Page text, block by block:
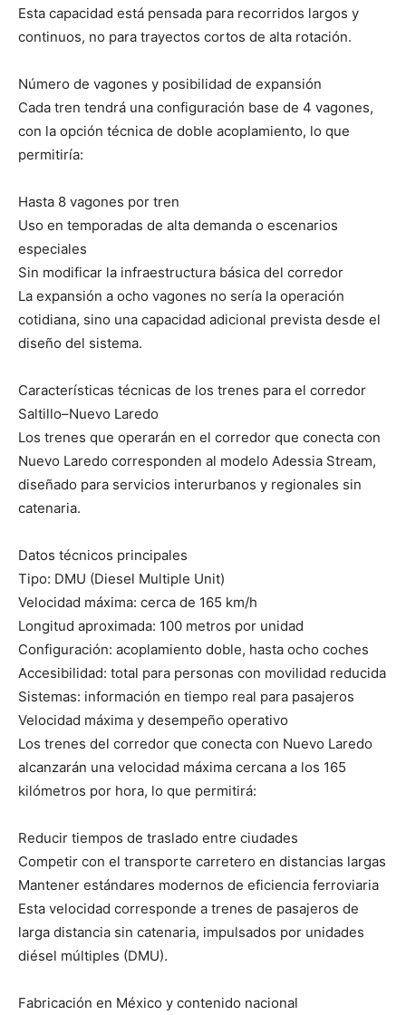
Esta capacidad está pensada para recorridos largos y
continuos, no para trayectos cortos de alta rotación.
Número de vagones y posibilidad de expansión
Cada tren tendrá una configuración base de 4 vagones,
con la opción técnica de doble acoplamiento, lo que
permitiría:
Hasta 8 vagones por tren
Uso en temporadas de alta demanda o escenarios
especiales
Sin modificar la infraestructura básica del corredor
La expansión a ocho vagones no sería la operación
cotidiana, sino una capacidad adicional prevista desde el
diseño del sistema.
Características técnicas de los trenes para el corredor
Saltillo–Nuevo Laredo
Los trenes que operarán en el corredor que conecta con
Nuevo Laredo corresponden al modelo Adessia Stream,
diseñado para servicios interurbanos y regionales sin
catenaria.
Datos técnicos principales
Tipo: DMU (Diesel Multiple Unit)
Velocidad máxima: cerca de 165 km/h
Longitud aproximada: 100 metros por unidad
Configuración: acoplamiento doble, hasta ocho coches
Accesibilidad: total para personas con movilidad reducida
Sistemas: información en tiempo real para pasajeros
Velocidad máxima y desempeño operativo
Los trenes del corredor que conecta con Nuevo Laredo
alcanzarán una velocidad máxima cercana a los 165
kilómetros por hora, lo que permitirá:
Reducir tiempos de traslado entre ciudades
Competir con el transporte carretero en distancias largas
Mantener estándares modernos de eficiencia ferroviaria
Esta velocidad corresponde a trenes de pasajeros de
larga distancia sin catenaria, impulsados por unidades
diésel múltiples (DMU).
Fabricación en México y contenido nacional